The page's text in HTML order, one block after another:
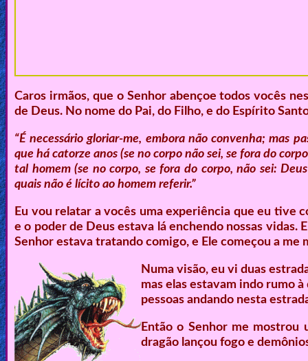
Videos
🎞
Godly
Movies
🎞
CBN
Videos
🎞
Kids
Videos
Caros irmãos, que o Senhor abençoe todos vocês
de Deus. No nome do Pai, do Filho, e do Espírito
“É necessário gloriar-me, embora não convenha; mas
que há catorze anos (se no corpo não sei, se fora do
tal homem (se no corpo, se fora do corpo, não sei:
quais não é lícito ao homem referir.”
Eu vou relatar a vocês uma experiência que eu tive
e o poder de Deus estava lá enchendo nossas vidas.
Senhor estava tratando comigo, e Ele começou a me
Numa visão, eu vi duas
mas elas estavam indo rumo
pessoas andando nesta
Então o Senhor me mostrou
dragão lançou fogo e